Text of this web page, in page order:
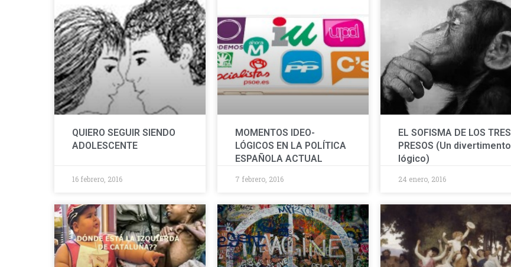
QUIERO SEGUIR SIENDO
ADOLESCENTE
16 febrero, 2016
MOMENTOS IDEO-
LÓGICOS EN LA POLÍTICA
ESPAÑOLA ACTUAL
7 febrero, 2016
EL SOFISMA DE LOS TRES
PRESOS (Un divertimento
lógico)
24 enero, 2016